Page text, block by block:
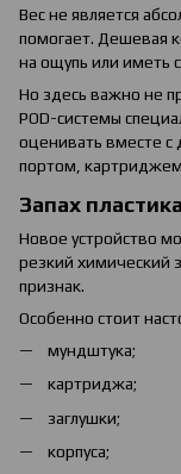
Вес не является
помогает. Дешевая
на ощупь или иметь
Но здесь важно не
POD-системы
оценивать вместе с
портом,
Запах
Новое устройство
резкий химический
признак.
Особенно стоит
мундштука;
картриджа;
заглушки;
корпуса;